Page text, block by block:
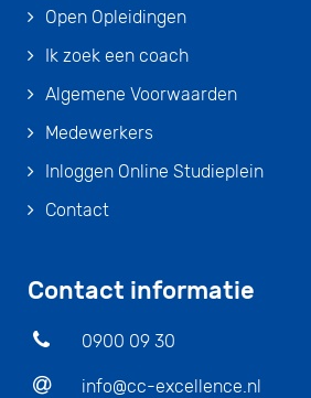
Open Opleidingen
Ik zoek een coach
Algemene Voorwaarden
Medewerkers
Inloggen Online Studieplein
Contact
Contact informatie
0900 09 30
info@cc-excellence.nl